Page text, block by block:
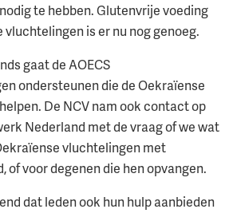
te hebben. Glutenvrije voeding
vluchtelingen is er nu nog genoeg.
gaat de AOECS
ondersteunen die de Oekraïense
De NCV nam ook contact op
Nederland met de vraag of we wat
vluchtelingen met
of voor degenen die hen opvangen.
dat leden ook hun hulp aanbieden